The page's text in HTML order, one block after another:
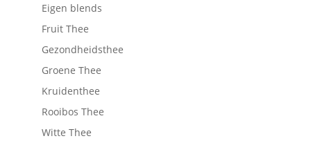
Eigen blends
Fruit Thee
Gezondheidsthee
Groene Thee
Kruidenthee
Rooibos Thee
Witte Thee